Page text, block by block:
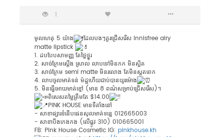
1
មូលហេតុ 5 យ៉ាង
ដែលបងៗគួរជ្រើសរើស Innisfree airy
matte lipstick
1. ដបបែបសាមញ្ញ តែថ្លៃថ្នូរ
2. សាច់ក្រែមស្តើង ស្រាល លាបទៅមិនកក មិនស្អិត
3. សាច់ក្រែម semi matte មិនរលោង តែមិនស្តួតពេក
4. លាបចូលមាត់ទន់ ម៉ដ្ឋហើយជាប់បានយូរម៉ោង
5. មិនធ្វើអោយមាត់ខ្មៅ (មាន 8 ពណ៌សម្រាប់ជ្រើសរើស)។
ពិសេសតម្លៃត្រឹមតែ $14.00
PINK HOUSE មានទីតាំងនៅ
- សាខាផ្សារទំនើបផេនសុលមាត់ទន្លេ 012665003
- សាខាបឹងកេងកង (លើផ្លូវ 310) 010665001
FB: Pink House Cosmetic IG: pinkhouse.kh